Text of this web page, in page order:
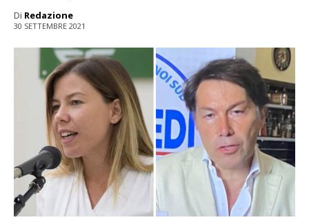
Di Redazione
30 SETTEMBRE 2021